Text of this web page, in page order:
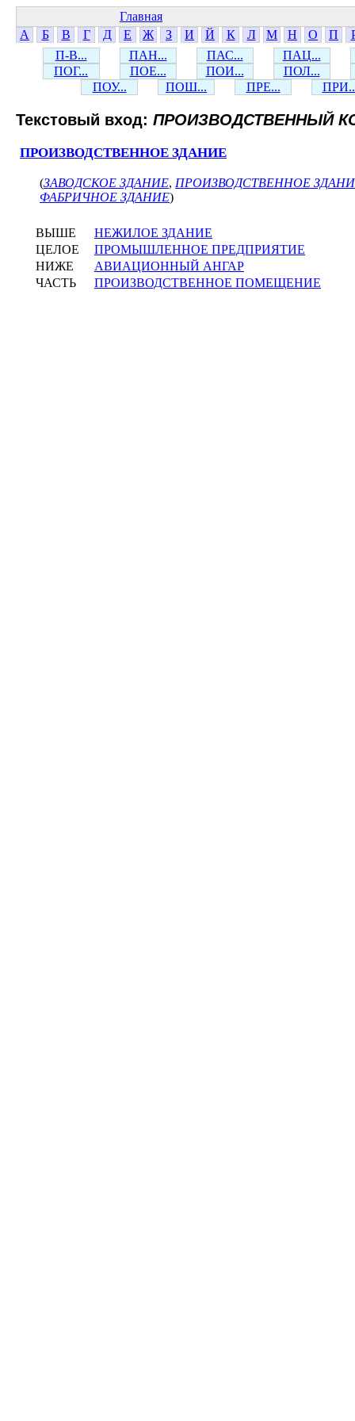
Главная
А
Б В Г Д Е Ж З И Й К Л М Н О П
П-В...
ПАН... ПАС...
ПАЦ...
ПОГ...
ПОЕ... ПОИ...
ПОЛ...
ПОУ...
ПОШ... ПРЕ...
Текстовый вход: ПРОИЗВОДСТВЕННЫЙ
ПРОИЗВОДСТВЕННОЕ ЗДАНИЕ
(ЗАВОДСКОЕ ЗДАНИЕ, ПРОИЗВОДСТВЕННОЕ
ФАБРИЧНОЕ ЗДАНИЕ)
ВЫШЕ
НЕЖИЛОЕ ЗДАНИЕ
ЦЕЛОЕ
ПРОМЫШЛЕННОЕ ПРЕДПРИЯТИЕ
НИЖЕ
АВИАЦИОННЫЙ АНГАР
ЧАСТЬ
ПРОИЗВОДСТВЕННОЕ ПОМЕЩЕНИЕ